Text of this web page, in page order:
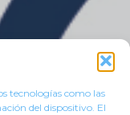
tecnologías como las
del dispositivo. El